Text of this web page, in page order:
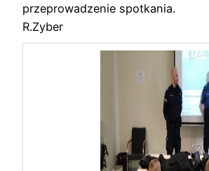
przeprowadzenie spotkania.
R.Zyber